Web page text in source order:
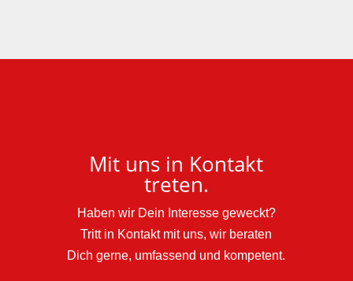
Mit uns in Kontakt
treten.
Haben wir Dein Interesse geweckt?
Tritt in Kontakt mit uns, wir beraten
Dich gerne, umfassend und kompetent.